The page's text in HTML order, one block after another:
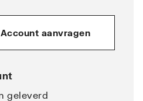
Account aanvragen
geleverd